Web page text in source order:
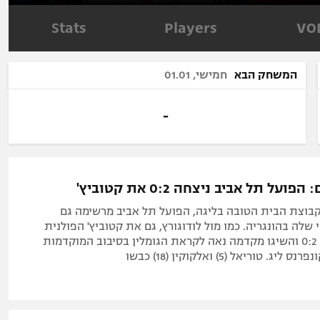
אביב
ליגה סינית
Players
Stats
המשחק הבא חמישי, 01.01
-
תל אביב ניצחה 0:2 את קטוביץ'
הבית הטובה בליגה, הפועל תל אביב מרשימה גם
שלה בהונגריה. כמו מול לודוגורץ, גם את קטוביץ' הפולנית
ניצחו האדומים 0:2 והשיגו מקדמה נאה לקראת הגומלין בסיבוב המוקדמות
טוריאל (5) ואלקוקין (18) כבשו